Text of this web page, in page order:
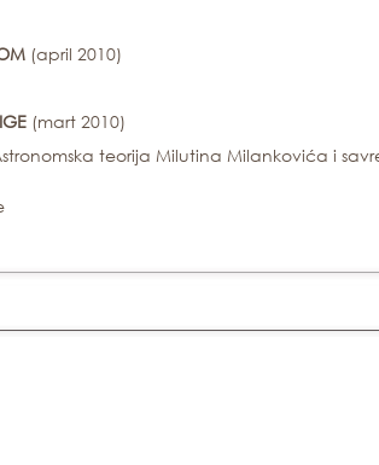
(april 2010)
(mart 2010)
teorija Milutina Milankovića i